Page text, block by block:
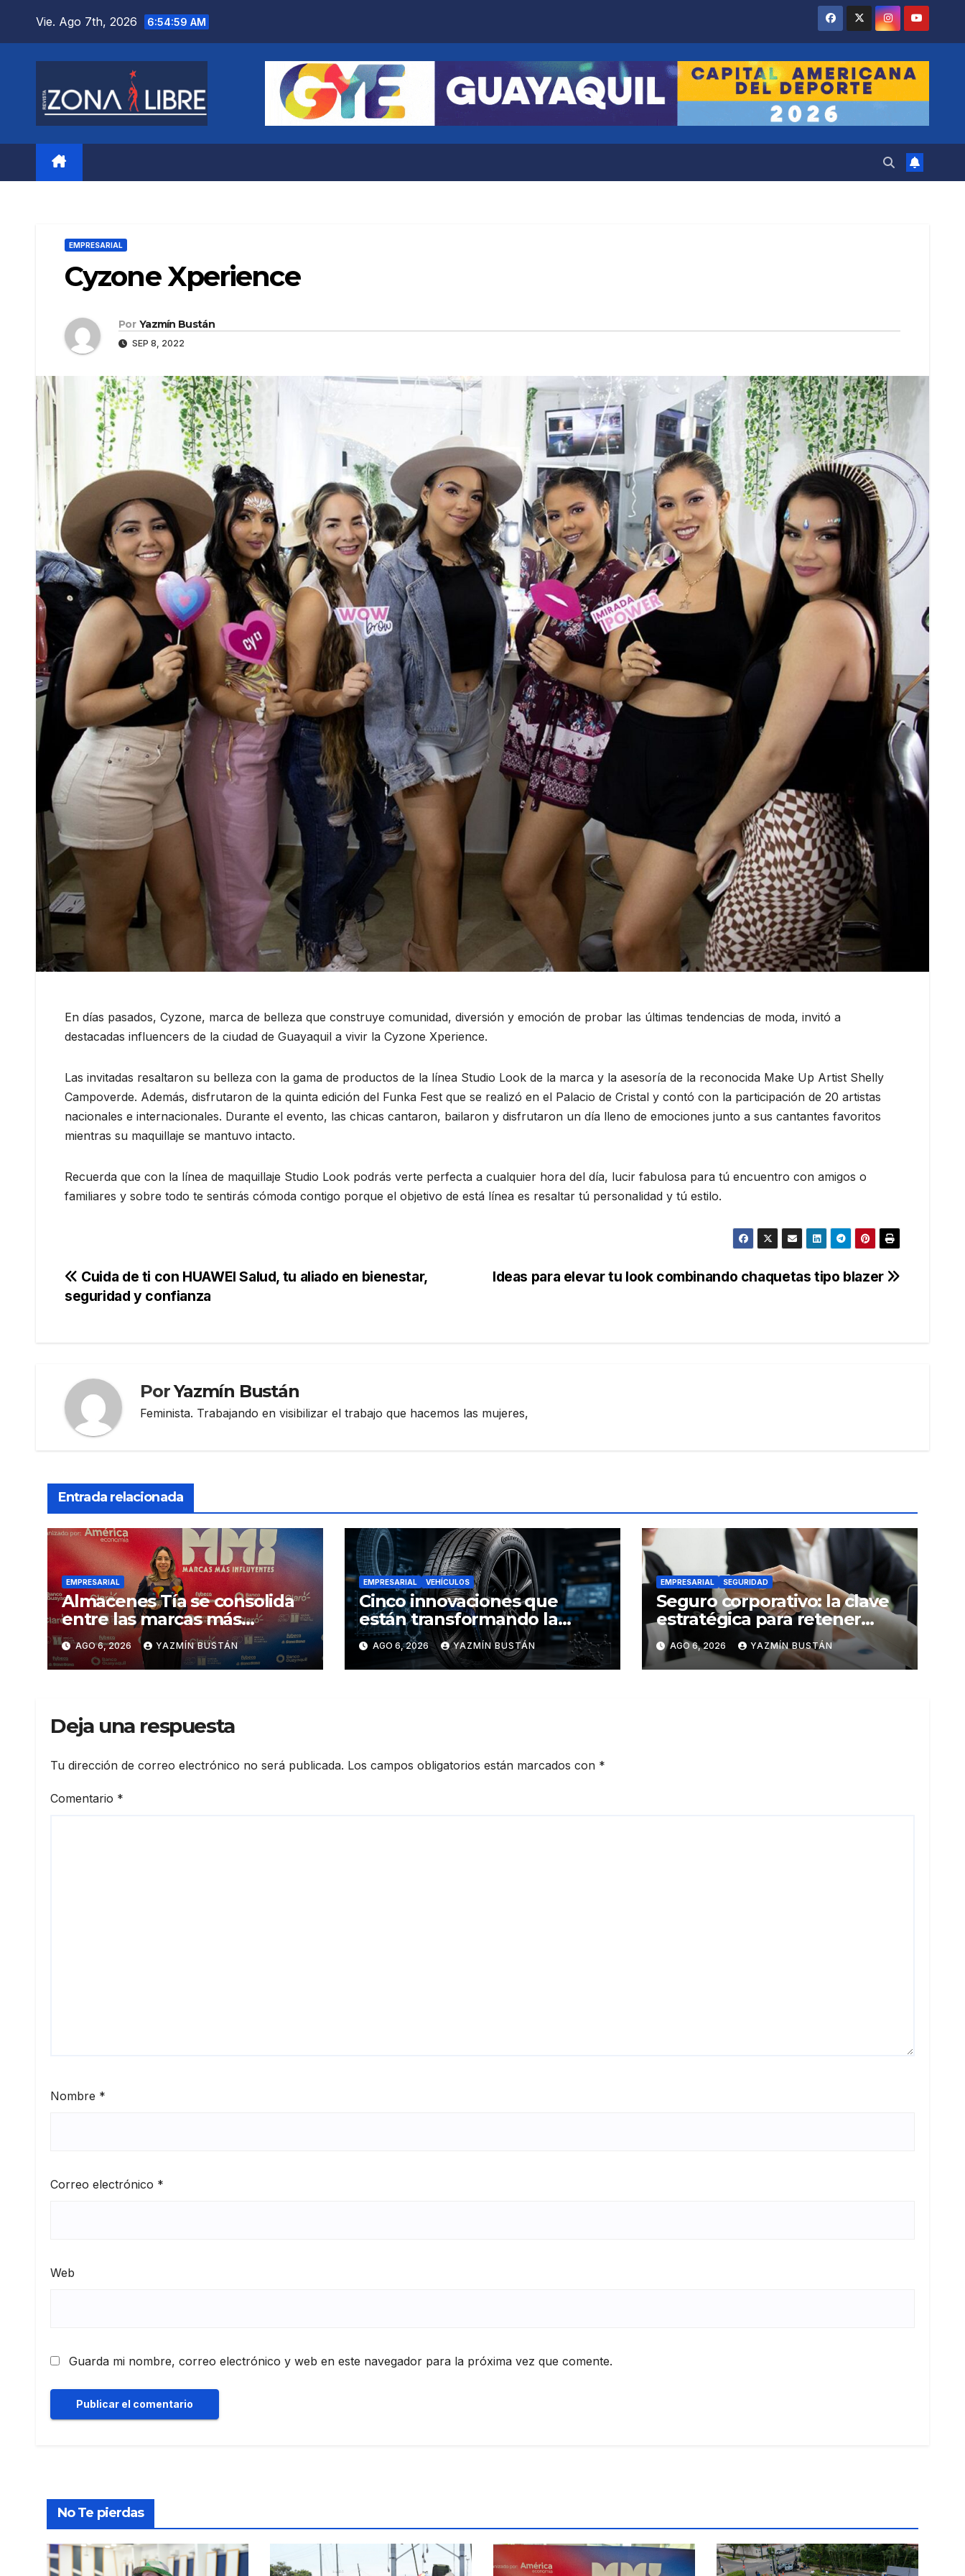
Vie. Ago 7th, 2026 6:55:01 AM
EMPRESARIAL
Cyzone Xperience
Por Yazmín Bustán
SEP 8, 2022
En días pasados, Cyzone, marca de belleza que construye comunidad, diversión y emoción de probar las últimas tendencias de moda, invitó a
destacadas influencers de la ciudad de Guayaquil a vivir la Cyzone Xperience.
Las invitadas resaltaron su belleza con la gama de productos de la línea Studio Look de la marca y la asesoría de la reconocida Make Up Artist Shelly
Campoverde. Además, disfrutaron de la quinta edición del Funka Fest que se realizó en el Palacio de Cristal y contó con la participación de 20 artistas
nacionales e internacionales. Durante el evento, las chicas cantaron, bailaron y disfrutaron un día lleno de emociones junto a sus cantantes favoritos
mientras su maquillaje se mantuvo intacto.
Recuerda que con la línea de maquillaje Studio Look podrás verte perfecta a cualquier hora del día, lucir fabulosa para tú encuentro con amigos o
familiares y sobre todo te sentirás cómoda contigo porque el objetivo de está línea es resaltar tú personalidad y tú estilo.
Navegación
de
Ideas para elevar tu look combinando chaquetas tipo blazer
Cuida de ti con HUAWEI Salud, tu aliado en bienestar,
seguridad y confianza
PorYazmín Bustán
Feminista. Trabajando en visibilizar el trabajo que hacemos las mujeres,
Entrada relacionada
EMPRESARIAL
Almacenes Tía se consolida
entre las marcas más
influyentes del Ecuador
AGO 6, 2026 YAZMÍN BUSTÁN
EMPRESARIAL VEHÍCULOS
Cinco innovaciones que
están transformando la
industria de los neumáticos y
redefinen el futuro de la
movilidad
AGO 6, 2026 YAZMÍN BUSTÁN
EMPRESARIAL SEGURIDAD
Seguro corporativo: la clave
estratégica para retener
talento en Ecuador
AGO 6, 2026 YAZMÍN BUSTÁN
Deja una respuesta
Tu dirección de correo electrónico no será publicada. Los campos obligatorios están marcados con *
Comentario *
Nombre *
Correo electrónico *
Web
Guarda mi nombre, correo electrónico y web en este navegador para la próxima vez que comente.
No Te pierdas